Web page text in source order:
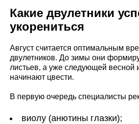
Какие двулетники
укорениться
Август считается оптимальным
двулетников. До зимы они
листьев, а уже следующей весной
начинают цвести.
В первую очередь специалисты
виолу (анютины глазки);